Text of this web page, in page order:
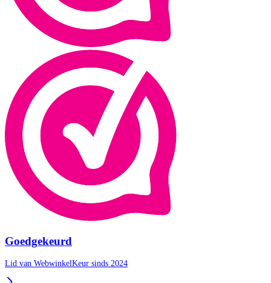
Goedgekeurd
Lid van WebwinkelKeur sinds 2024